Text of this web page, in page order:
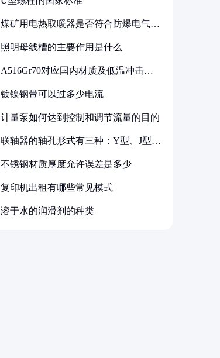
煤矿用电热取暖器是否符合防爆电气设
照明母线槽的主要作用是什么
A516Gr70对应国内材质及低温冲击要
镀镍钢带可以过多少电流
计量泵如何达到控制和调节流量的目的
联轴器的轴孔形式有三种：Y型、J型、
不锈钢材质厚度允许误差是多少
复印机出租有哪些常见模式
溶于水的润滑剂的种类